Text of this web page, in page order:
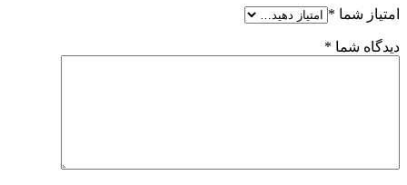
امتیاز شما *
دیدگاه شما *